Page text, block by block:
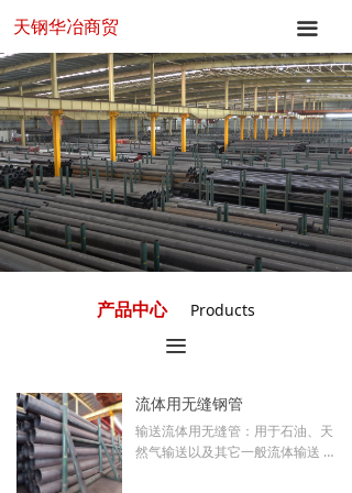
天钢华冶商贸 끀
首页
关于华冶
产品中心
新闻中心
应用领域
联系我们
流体用无缝钢管
输送流体用无缝管：用于石油、天
然气输送以及其它一般流体输送
产品中心 Products
끀